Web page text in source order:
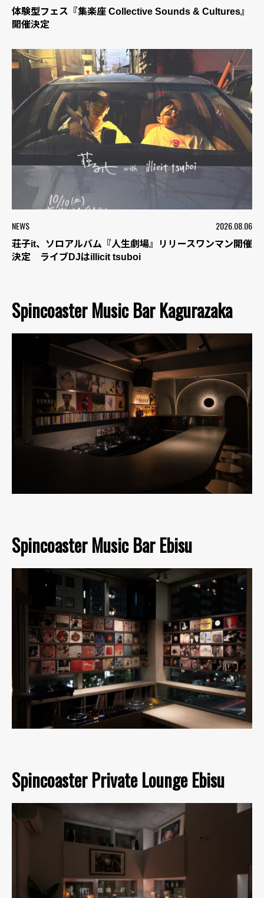
体験型フェス『集楽座 Collective Sounds & Cultures』
開催決定
NEWS 2026.08.06
荘子it、ソロアルバム『人生劇場』リリースワンマン開催
決定 ライブDJはillicit tsuboi
Spincoaster Music Bar Kagurazaka
Spincoaster Music Bar Ebisu
Spincoaster Private Lounge Ebisu